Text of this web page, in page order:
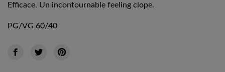
Efficace. Un incontournable feeling clope.
PG/VG 60/40